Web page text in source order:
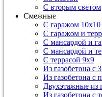
С вторым светом
Смежные
С гаражом 10х10
С гаражом и
С мансардой и
С мансардой и
С террасой 9х9
Из газобетона с
Из газобетона с
Двухэтажные из
Из газобетона с